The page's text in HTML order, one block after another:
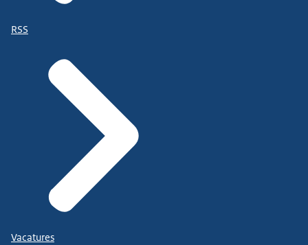
RSS
Vacatures